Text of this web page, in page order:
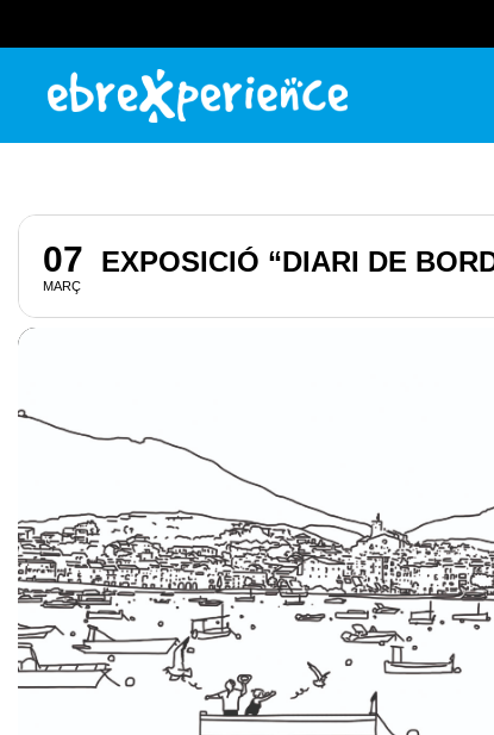
07
MARÇ
EXPOSICIÓ “DIARI DE